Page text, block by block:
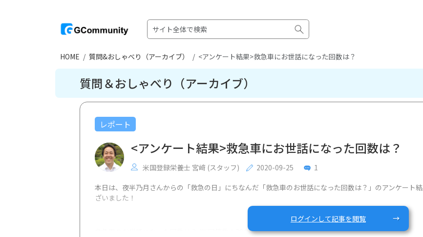
HOME 質問&おしゃべり（アーカイブ） <アンケート結果>救急車にお世話になった回数は？
質問＆おしゃべり（アーカイブ）
レポート
<アンケート結果>救急車にお世話になった回数は？
米国登録栄養士 宮﨑 (スタッフ) 2020-09-25 1
本日は、夜半乃月さんからの「救急の日」にちなんだ「救急車のお世話になった回数は？」のアンケート
ざいました！
救急車のお世話になった回数は？ (総回答数：28名)
ログインして記事を閲覧